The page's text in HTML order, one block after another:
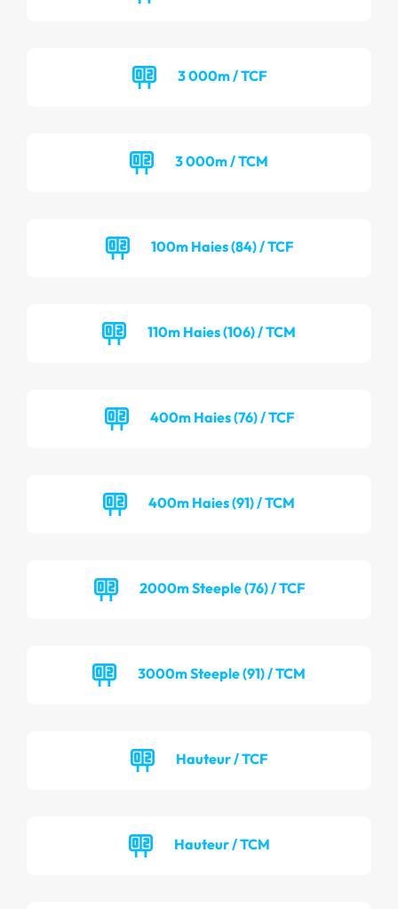
3 000m / TCF
3 000m / TCM
100m Haies (84) / TCF
110m Haies (106) / TCM
400m Haies (76) / TCF
400m Haies (91) / TCM
2000m Steeple (76) / TCF
3000m Steeple (91) / TCM
Hauteur / TCF
Hauteur / TCM